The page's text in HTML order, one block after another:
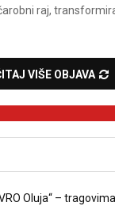
raj,
VIŠE OBJAVA
Oluja“ –